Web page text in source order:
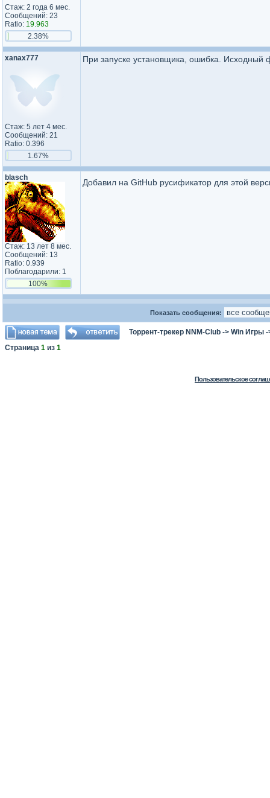
Стаж: 2 года 6 мес.
Сообщений: 23
Ratio: 19.963
2.38%
xanax777
Стаж: 5 лет 4 мес.
Сообщений: 21
Ratio: 0.396
1.67%
При запуске установщика, ошибка. Исходный
blasch
Стаж: 13 лет 8 мес.
Сообщений: 13
Ratio: 0.939
Поблагодарили: 1
100%
Добавил на GitHub русификатор для этой
Показать сообщения:
Торрент-трекер NNM-Club -> Win Игры
Страница 1 из 1
Пользовательское